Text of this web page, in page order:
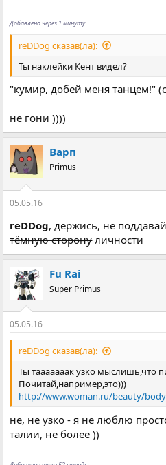
Добавлено через 1 минуту
reDDog сказав(ла):
Ты наклейки Кент видел?
"кумир, добей меня танцем!"
не гони ))))
Варп
Primus
05.05.16
reDDog, держись, не
тёмную сторонуличности
Fu Rai
Super Primus
05.05.16
reDDog сказав(ла):
Ты тааааааак узко мыслишь,что
Почитай,например,это)))
http://www.woman.ru/beauty/
не, не узко - я не люблю
талии, не более ))